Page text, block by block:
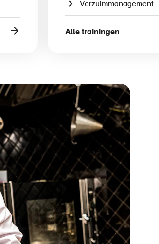
Verzuimmanagement
Alle trainingen